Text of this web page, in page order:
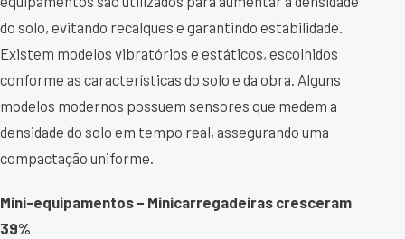
do solo, evitando recalques e garantindo estabilidade.
Existem modelos vibratórios e estáticos, escolhidos
conforme as características do solo e da obra. Alguns
modelos modernos possuem sensores que medem a
densidade do solo em tempo real, assegurando uma
compactação uniforme.
Mini-equipamentos – Minicarregadeiras cresceram
39%